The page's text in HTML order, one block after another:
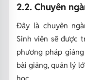
2.2. Chuyên
Đây là chuyên
Sinh viên sẽ được
phương pháp
bài giảng, quản lý
học,...